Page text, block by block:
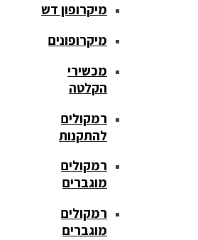
מיקרופון דש
מיקרופונים
מכשירי
הקלטה
רמקולים
להתקנות
רמקולים
מוגברים
רמקולים
מוגברים